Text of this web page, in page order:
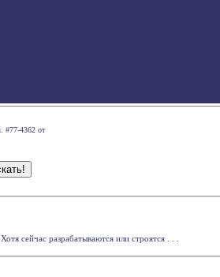
#77-4362 от
сейчас разрабатываются или строятся . . .